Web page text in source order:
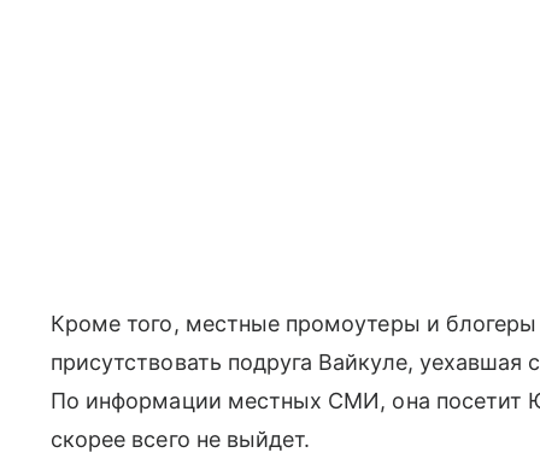
Кроме того, местные промоутеры и блогеры
присутствовать подруга Вайкуле, уехавшая
По информации местных СМИ, она посетит
скорее всего не выйдет.